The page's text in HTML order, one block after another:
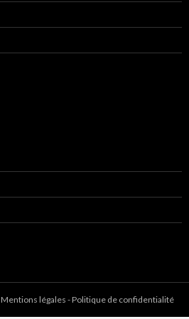
Mentions légales -Politique de confidentialité